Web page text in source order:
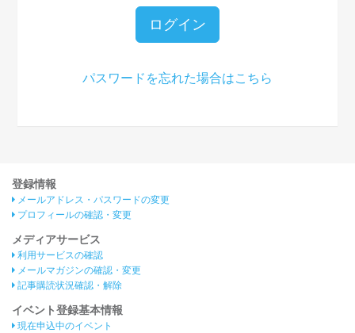
ログイン
パスワードを忘れた場合はこちら
登録情報
メールアドレス・パスワードの変更
プロフィールの確認・変更
メディアサービス
利用サービスの確認
メールマガジンの確認・変更
記事購読状況確認・解除
イベント登録基本情報
現在申込中のイベント